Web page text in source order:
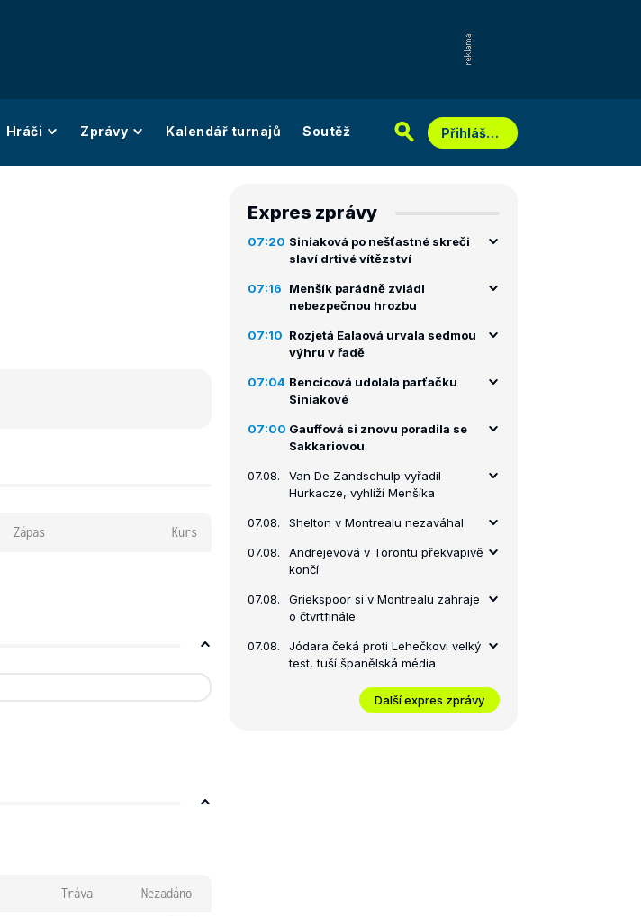
Hráči Zprávy Kalendář turnajů Soutěž Přihlášení
Zápas Kurs
Tráva Nezadáno
Expres zprávy
07:20 Siniaková po nešťastné skreči
slaví drtivé vítězství
07:16
Menšík parádně zvládl
nebezpečnou hrozbu
07:10 Rozjetá Ealaová urvala sedmou
výhru v řadě
07:04 Bencicová udolala parťačku
Siniakové
07:00 Gauffová si znovu poradila se
Sakkariovou
07.08.
Van De Zandschulp vyřadil
Hurkacze, vyhlíží Menšíka
07.08. Shelton v Montrealu nezaváhal
07.08.
Andrejevová v Torontu překvapivě
končí
07.08.
Griekspoor si v Montrealu zahraje
o čtvrtfinále
07.08.
Jódara čeká proti Lehečkovi velký
test, tuší španělská média
Další expres zprávy